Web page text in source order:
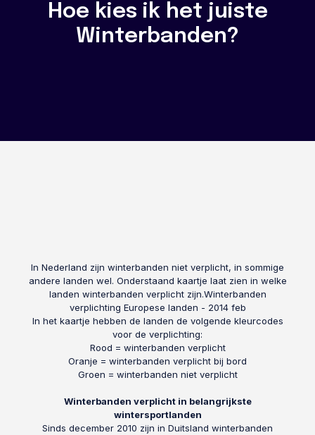
Hoe kies ik het juiste
Winterbanden?
In Nederland zijn winterbanden niet verplicht, in sommige
andere landen wel. Onderstaand kaartje laat zien in welke
landen winterbanden verplicht zijn.Winterbanden
verplichting Europese landen - 2014 feb
In het kaartje hebben de landen de volgende kleurcodes
voor de verplichting:
Rood = winterbanden verplicht
Oranje = winterbanden verplicht bij bord
Groen = winterbanden niet verplicht
Winterbanden verplicht in belangrijkste
wintersportlanden
Sinds december 2010 zijn in Duitsland winterbanden